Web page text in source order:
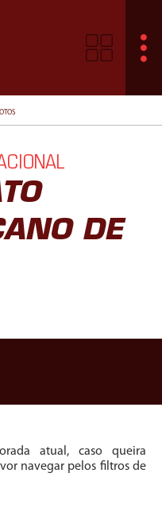
DE
atual, caso queira
navegar pelos filtros de